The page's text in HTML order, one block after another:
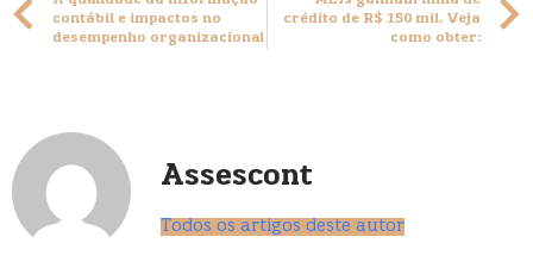
contábil e impactos no
desempenho organizacional
crédito de R$ 150 mil. Veja
como obter:
Assescont
Todos os artigos deste autor